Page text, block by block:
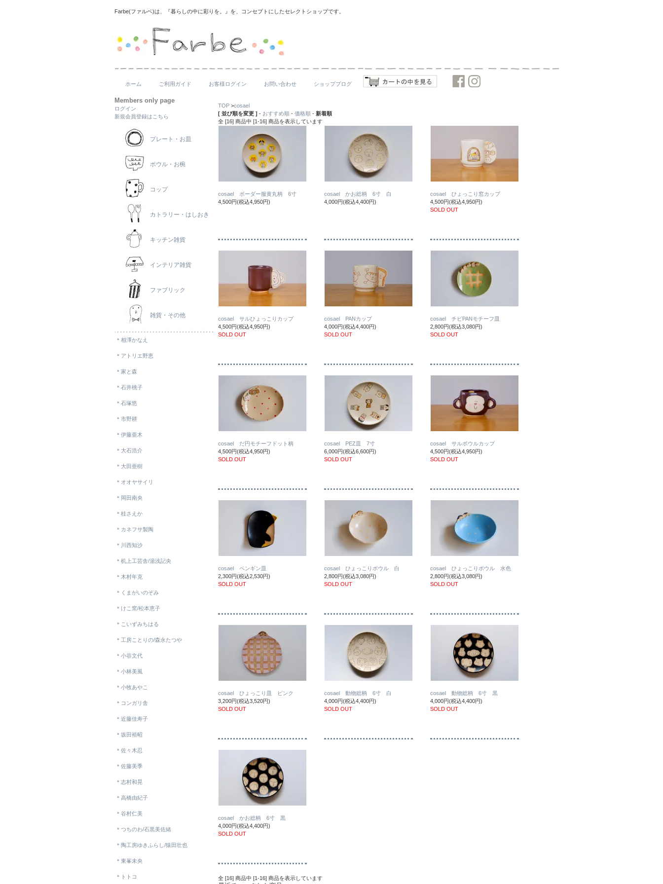
Farbe(ファルベ)は、『暮らしの中に彩りを。』を、コンセプトにしたセレクトショップです。
ホーム ご利用ガイド お客様ログイン お問い合わせ ショップブログ
TOP >cosael
[ 並び順を変更 ] - おすすめ順 - 価格順 - 新着順
全 [16] 商品中 [1-16] 商品を表示しています
cosael ボーダー服黄丸柄 6寸
4,500円(税込4,950円)
cosael かお総柄 6寸 白
4,000円(税込4,400円)
cosael ひょっこり窓カップ
4,500円(税込4,950円)
SOLD OUT
cosael サルひょっこりカップ
4,500円(税込4,950円)
SOLD OUT
cosael PANカップ
4,000円(税込4,400円)
SOLD OUT
cosael チビPANモチーフ皿
2,800円(税込3,080円)
SOLD OUT
cosael だ円モチーフドット柄
4,500円(税込4,950円)
SOLD OUT
cosael PEZ皿 7寸
6,000円(税込6,600円)
SOLD OUT
cosael サルボウルカップ
4,500円(税込4,950円)
SOLD OUT
cosael ペンギン皿
2,300円(税込2,530円)
SOLD OUT
cosael ひょっこりボウル 白
2,800円(税込3,080円)
SOLD OUT
cosael ひょっこりボウル 水色
2,800円(税込3,080円)
SOLD OUT
cosael ひょっこり皿 ピンク
3,200円(税込3,520円)
SOLD OUT
cosael 動物総柄 6寸 白
4,000円(税込4,400円)
SOLD OUT
cosael 動物総柄 6寸 黒
4,000円(税込4,400円)
SOLD OUT
cosael かお総柄 6寸 黒
4,000円(税込4,400円)
SOLD OUT
全 [16] 商品中 [1-16] 商品を表示しています
Members only page
ログイン
新規会員登録はこちら
プレート・お皿
ボウル・お椀
コップ
カトラリー・はしおき
キッチン雑貨
インテリア雑貨
ファブリック
雑貨・その他
＊相澤かなえ
＊アトリエ野恵
＊家と森
＊石井桃子
＊石塚悠
＊市野耕
＊伊藤亜木
＊大石浩介
＊大田亜樹
＊オオヤサイリ
＊岡田南央
＊桂さえか
＊カネフサ製陶
＊川西知沙
＊机上工芸舎/湯浅記央
＊木村年克
＊くまがいのぞみ
＊けこ窯/松本恵子
＊こいずみちはる
＊工房ことりの/森永たつや
＊小谷文代
＊小林美風
＊小牧あやこ
＊コンガリ舎
＊近藤佳寿子
＊坂田裕昭
＊佐々木忍
＊佐藤美季
＊志村和晃
＊高橋由紀子
＊谷村仁美
＊つちのわ/石黒美佐緒
＊陶工房ゆきふらし/猿田壮也
＊東峯未央
＊トトコ